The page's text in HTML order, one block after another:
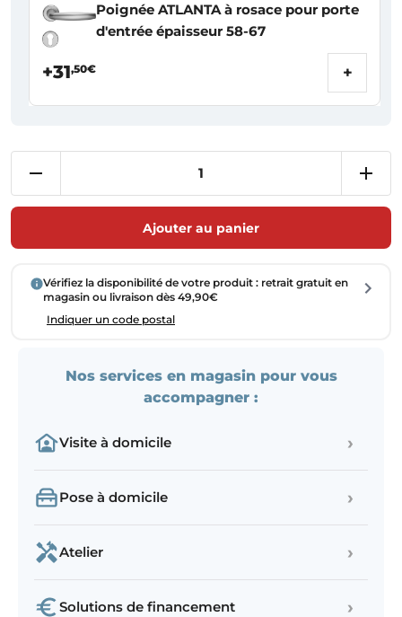
Poignée ATLANTA à rosace pour porte
d'entrée épaisseur 58-67
+31,50€ +
Ajouter au panier
Vérifiez la disponibilité de votre produit : retrait gratuit en
magasin ou livraison dès 49,90€
Indiquer un code postal
Nos services en magasin pour vous
accompagner :
Visite à domicile ›
Pose à domicile ›
Atelier ›
Solutions de financement ›